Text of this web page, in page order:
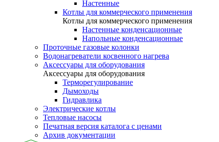
Настенные
Котлы для коммерческого применения
Котлы для коммерческого применения
Настенные конденсационные
Напольные конденсационные
Проточные газовые колонки
Водонагреватели косвенного нагрева
Аксессуары для оборудования
Аксессуары для оборудования
Терморегулирование
Дымоходы
Гидравлика
Электрические котлы
Тепловые насосы
Печатная версия каталога с ценами
Архив документации